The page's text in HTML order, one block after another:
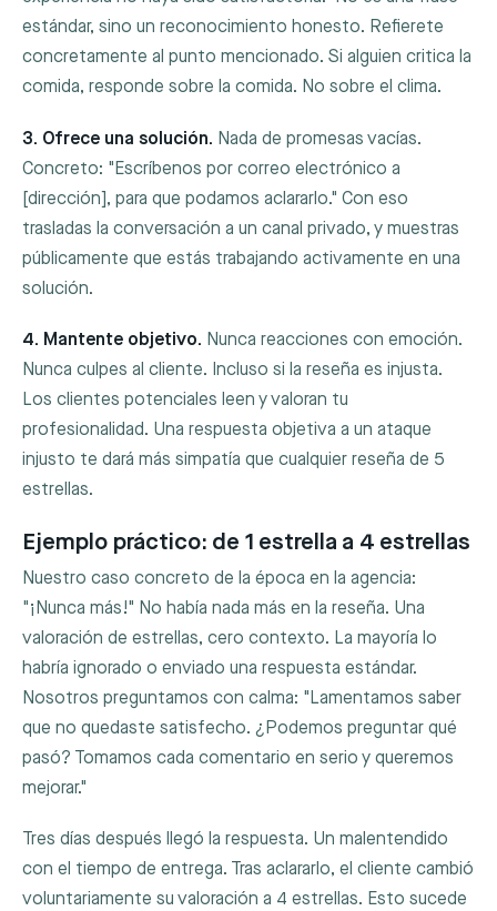
estándar, sino un reconocimiento honesto. Refierete
concretamente al punto mencionado. Si alguien critica la
comida, responde sobre la comida. No sobre el clima.
3. Ofrece una solución. Nada de promesas vacías.
Concreto: "Escríbenos por correo electrónico a
[dirección], para que podamos aclararlo." Con eso
trasladas la conversación a un canal privado, y muestras
públicamente que estás trabajando activamente en una
solución.
4. Mantente objetivo. Nunca reacciones con emoción.
Nunca culpes al cliente. Incluso si la reseña es injusta.
Los clientes potenciales leen y valoran tu
profesionalidad. Una respuesta objetiva a un ataque
injusto te dará más simpatía que cualquier reseña de 5
estrellas.
Ejemplo práctico: de 1 estrella a 4 estrellas
Nuestro caso concreto de la época en la agencia:
"¡Nunca más!" No había nada más en la reseña. Una
valoración de estrellas, cero contexto. La mayoría lo
habría ignorado o enviado una respuesta estándar.
Nosotros preguntamos con calma: "Lamentamos saber
que no quedaste satisfecho. ¿Podemos preguntar qué
pasó? Tomamos cada comentario en serio y queremos
mejorar."
Tres días después llegó la respuesta. Un malentendido
con el tiempo de entrega. Tras aclararlo, el cliente cambió
voluntariamente su valoración a 4 estrellas. Esto sucede